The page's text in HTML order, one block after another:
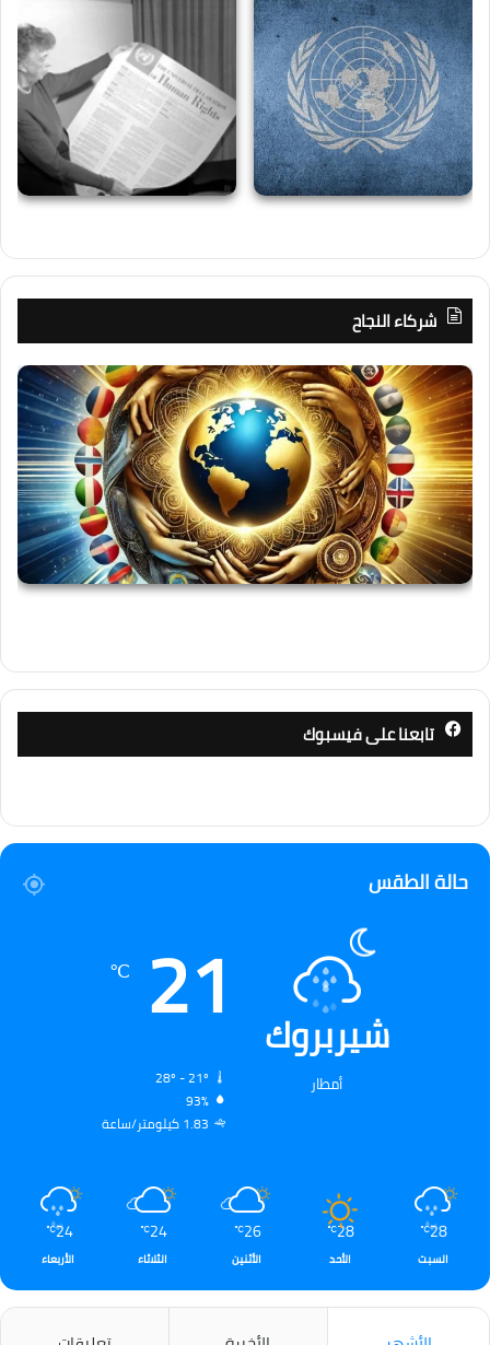
شركاء النجاح
تابعنا على فيسبوك
حالة الطقس
شيربروك
أمطار
21
℃
93%
1.83 كيلومتر/ساعة
28
℃
السبت
28
℃
الأحد
26
℃
الأثنين
24
℃
الثلاثاء
24
℃
الأربعاء